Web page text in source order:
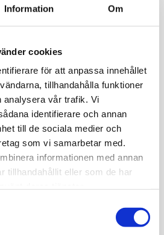
Information Om
cookies
för att anpassa innehållet
tillhandahålla funktioner
analysera vår trafik. Vi
identifierare och annan
till de sociala medier och
som vi samarbetar med.
informationen med annan
tillhandahållit eller som de har
joner i blodet. En milliekvivalent är
till dess koncentration.
skall ej ses som vetenskapligt
råd eller rekommendationer.
att texterna baseras på den